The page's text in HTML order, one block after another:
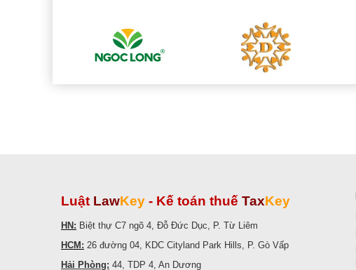
Luật LawKey - Kế toán thuế TaxKey
HN: Biệt thự C7 ngõ 4, Đỗ Đức Dục, P. Từ Liêm
HCM: 26 đường 04, KDC Cityland Park Hills, P. Gò Vấp
Hải Phòng: 44, TDP 4, An Dương